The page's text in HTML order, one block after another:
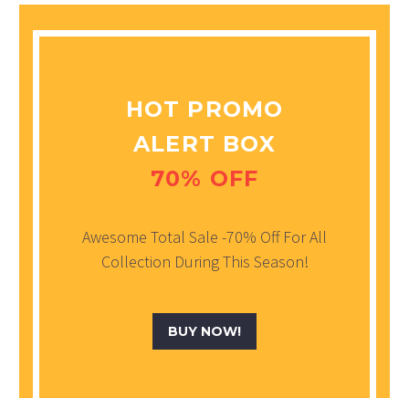
HOT PROMO
ALERT BOX
70% OFF
Awesome Total Sale -70% Off For All
Collection During This Season!
BUY NOW!